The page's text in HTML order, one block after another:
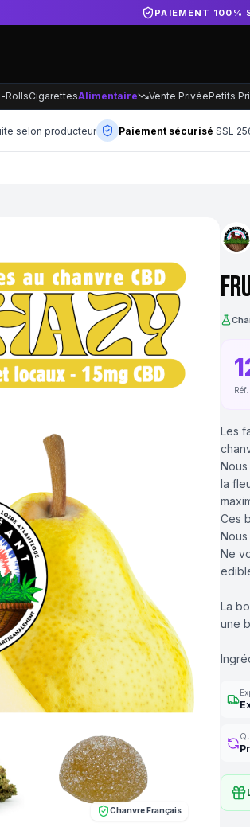
DIRECT
RollsCigarettesAlimentaire Vente PrivéePetits
selon producteur Paiement sécurisé SSL
Chanvre Français
Réf.
Les
la
Ces
Ne
La
une